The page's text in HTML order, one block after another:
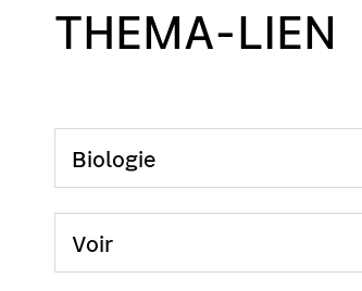
THEMA-LIEN
Biologie
Voir